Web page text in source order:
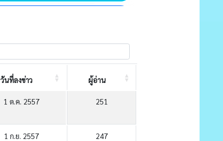
วันที่ลงข่าว ผู้อ่าน
1 ต.ค. 2557 251
1 ก.ย. 2557 247